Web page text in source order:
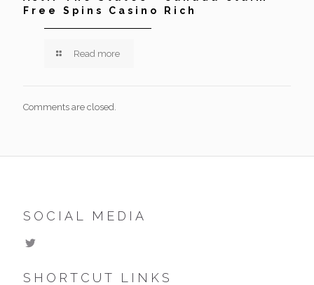
Free Spins Casino Rich
Read more
Comments are closed.
SOCIAL MEDIA
SHORTCUT LINKS